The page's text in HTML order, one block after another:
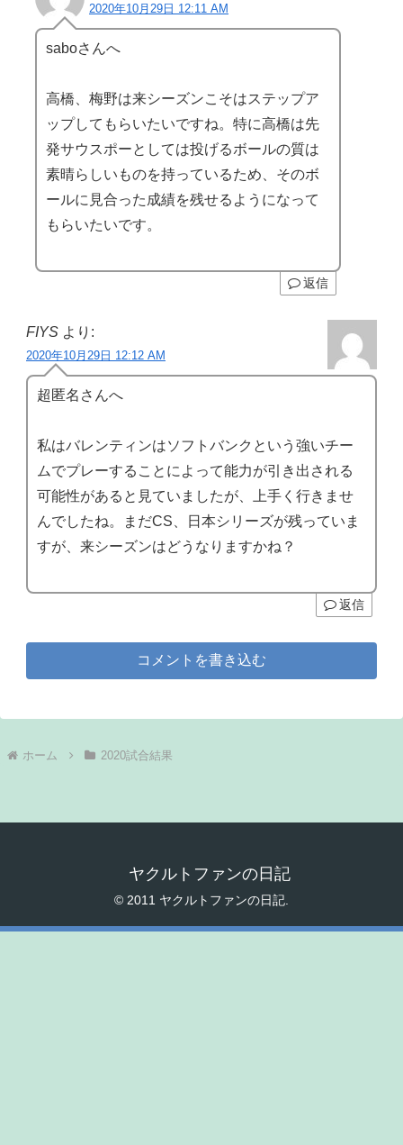
2020年10月29日 12:11 AM
saboさんへ
高橋、梅野は来シーズンこそはステップア
ップしてもらいたいですね。特に高橋は先
発サウスポーとしては投げるボールの質は
素晴らしいものを持っているため、そのボ
ールに見合った成績を残せるようになって
もらいたいです。
返信
FIYS より:
2020年10月29日 12:12 AM
超匿名さんへ
私はバレンティンはソフトバンクという強いチー
ムでプレーすることによって能力が引き出される
可能性があると見ていましたが、上手く行きませ
んでしたね。まだCS、日本シリーズが残っていま
すが、来シーズンはどうなりますかね？
返信
コメントを書き込む
ホーム 2020試合結果
ヤクルトファンの日記
© 2011 ヤクルトファンの日記.